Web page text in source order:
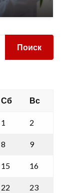
Сб Вс
1 2
8 9
15 16
22 23